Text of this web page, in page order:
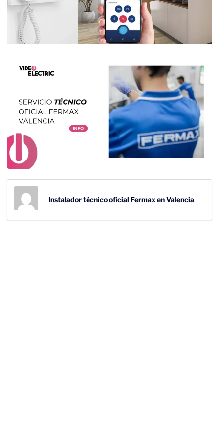
Instalador técnico oficial Fermax en Valencia